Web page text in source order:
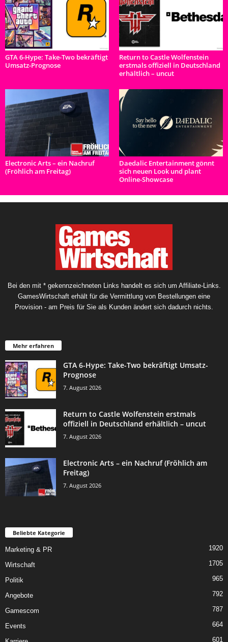
GTA 6-Hype: Take-Two bekräftigt
Umsatz-Prognose
Return to Castle Wolfenstein
erstmals offiziell in Deutschland
erhältlich – uncut
Electronic Arts – ein Nachruf
(Fröhlich am Freitag)
Daedalic Entertainment gönnt
sich neuen Look und plant
Online-Showcase
Bei den mit * gekennzeichneten Links handelt es sich um Affiliate-Links.
GamesWirtschaft erhält für die Vermittlung von Bestellungen eine
Provision - am Preis für Sie als Kunden ändert sich dadurch nichts.
Mehr erfahren
GTA 6-Hype: Take-Two bekräftigt Umsatz-
Prognose
7. August 2026
Return to Castle Wolfenstein erstmals
offiziell in Deutschland erhältlich – uncut
7. August 2026
Electronic Arts – ein Nachruf (Fröhlich am
Freitag)
7. August 2026
Beliebte Kategorie
Marketing & PR 1920
Wirtschaft 1705
Politik 965
Angebote 792
Gamescom 787
Events 664
601